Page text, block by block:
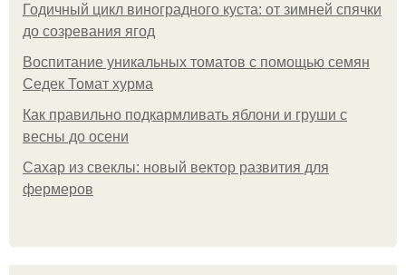
Годичный цикл виноградного куста: от зимней спячки
до созревания ягод
Воспитание уникальных томатов с помощью семян
Седек Томат хурма
Как правильно подкармливать яблони и груши с
весны до осени
Сахар из свеклы: новый вектор развития для
фермеров